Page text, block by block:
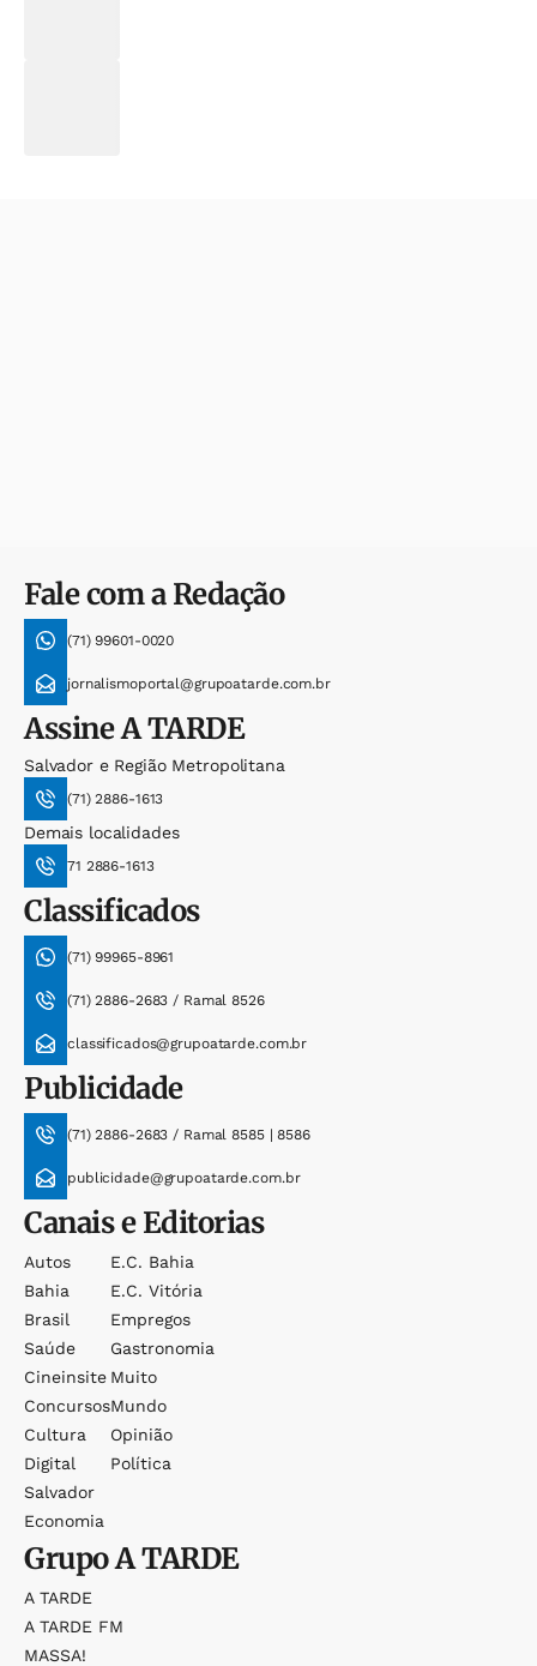
Fale com a Redação
(71) 99601-0020
jornalismoportal@grupoatarde.com.br
AssineA TARDE
Salvador e Região Metropolitana
(71) 2886-1613
Demais localidades
71 2886-1613
Classificados
(71) 99965-8961
(71) 2886-2683 / Ramal 8526
classificados@grupoatarde.com.br
Publicidade
(71) 2886-2683 / Ramal 8585 | 8586
publicidade@grupoatarde.com.br
Canais e Editorias
Autos
Bahia
Brasil
Saúde
Cineinsite
Concursos
Cultura
Digital
Salvador
Economia
E.c. Bahia
E.c. Vitória
Empregos
Gastronomia
Muito
Mundo
Opinião
Política
GrupoA TARDE
A TARDE
A TARDE FM
MASSA!